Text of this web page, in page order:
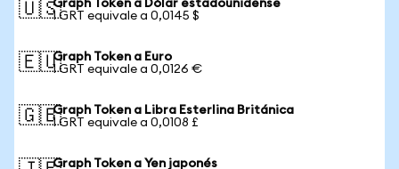
🇺🇸Graph Token a Dólar estadounidense
1 GRT equivale a 0,0145 $
🇪🇺Graph Token a Euro
1 GRT equivale a 0,0126 €
🇬🇧Graph Token a Libra Esterlina Británica
1 GRT equivale a 0,0108 £
Graph Token a Yen japonés